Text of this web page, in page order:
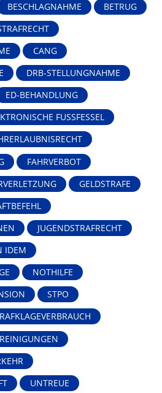
BESCHLAGNAHME BETRUG
CANG
DRB-STELLUNGNAHME
ED-BEHANDLUNG
FUSSFESSEL
FAHRVERBOT
GELDSTRAFE
JUGENDSTRAFRECHT
IDEM
NOTHILFE
STPO
UNTREUE